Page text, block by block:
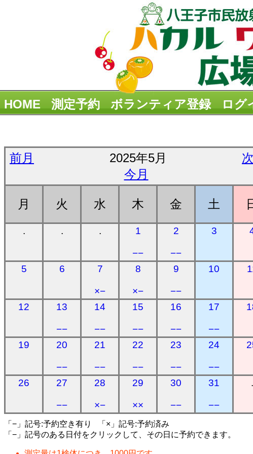
HOME 測定予約 ボランティア登録 ログ
前月 2025年5月
今月
月 火 水 木 金 土
. . . 1
−−
2
−−
3
5 6 7
×−
8
×−
9
−−
10
12 13
−−
14
−−
15
−−
16
−−
17
−−
19 20
−−
21
−−
22
−−
23
−−
24
−−
26 27
−−
28
×−
29
××
30
−−
31
−−
.
「−」記号:予約空き有り 「×」記号:予約済み
「−」記号のある日付をクリックして、その日に予約できます。